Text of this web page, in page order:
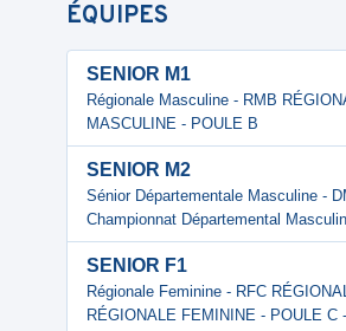
ÉQUIPES
SENIOR M1
Régionale Masculine - RMB
MASCULINE - POULE B
SENIOR M2
Sénior Départementale Masculine -
Championnat Départemental
SENIOR F1
Régionale Feminine - RFC
RÉGIONALE FEMININE - POULE C